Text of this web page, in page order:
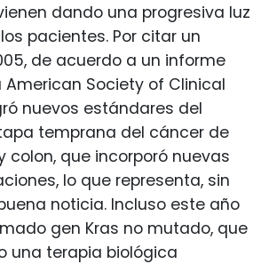
dando una progresiva luz
pacientes. Por citar un
de acuerdo a un informe
American Society of Clinical
nuevos estándares del
temprana del cáncer de
colon, que incorporó nuevas
lo que representa, sin
noticia. Incluso este año
gen Kras no mutado, que
una terapia biológica